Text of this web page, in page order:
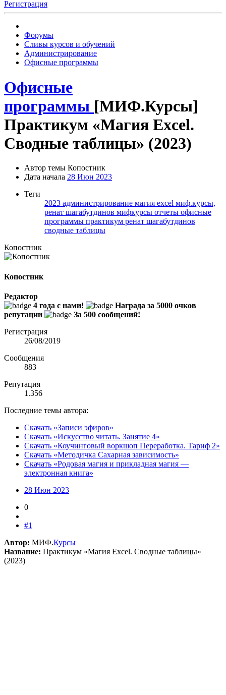
Регистрация
Форумы
Сливы курсов и обучений
Администрирование
Офисные программы
Офисные
программы [МИФ.Курсы]
Практикум «Магия Excel.
Сводные таблицы» (2023)
Автор темы Копостник
Дата начала 28 Июн 2023
Теги
2023 администрирование магия excel миф.курсы,
ренат шагабутдинов мифкурсы отчеты офисные
программы практикум ренат шагабутдинов
сводные таблицы
Копостник
Копостник
Редактор
4 года с нами!
Награда за 5000 очков
репутации
За 500 сообщений!
Регистрация
26/08/2019
Сообщения
883
Репутация
1.356
Последние темы автора:
Скачать «Записи эфиров»
Скачать «Искусство читать. Занятие 4»
Скачать «Коучинговый воркшоп Переработка. Тариф 2»
Скачать «Методичка Сахарная зависимость»
Скачать «Родовая магия и прикладная магия —
электронная книга»
28 Июн 2023
0
#1
Автор: МИФ.Курсы
Название: Практикум «Магия Excel. Сводные таблицы»
(2023)